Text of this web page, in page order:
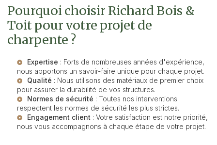
Pourquoi choisir Richard Bois &
Toit pour votre projet de
charpente ?
Expertise : Forts de nombreuses années d'expérience,
nous apportons un savoir-faire unique pour chaque projet.
Qualité : Nous utilisons des matériaux de premier choix
pour assurer la durabilité de vos structures.
Normes de sécurité : Toutes nos interventions
respectent les normes de sécurité les plus strictes.
Engagement client : Votre satisfaction est notre priorité,
nous vous accompagnons à chaque étape de votre projet.